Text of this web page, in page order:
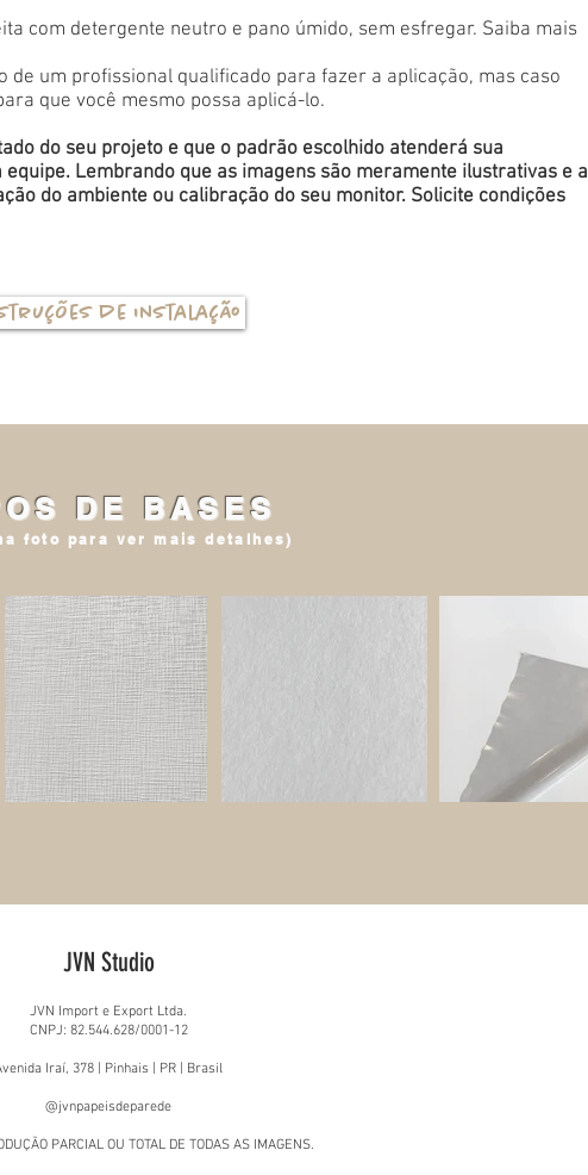
com detergente neutro e pano úmido, sem esfregar. Saiba mais
de um profissional qualificado para fazer a aplicação, mas caso
que você mesmo possa aplicá-lo.
do seu projeto e que o padrão escolhido atenderá sua
Lembrando que as imagens são meramente ilustrativas e a
do ambiente ou calibração do seu monitor. Solicite condições
de instalação
DE BASES
foto para ver mais detalhes)
JVN Studio
JVN Import e Export Ltda.
CNPJ: 82.544.628/0001-12
Iraí, 378 | Pinhais | PR | Brasil
@jvnpapeisdeparede
PARCIAL OU TOTAL DE TODAS AS IMAGENS.